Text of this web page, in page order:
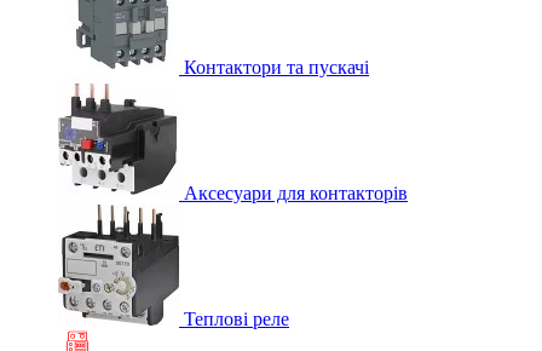
Контактори та пускачі
Аксесуари для контакторів
Теплові реле